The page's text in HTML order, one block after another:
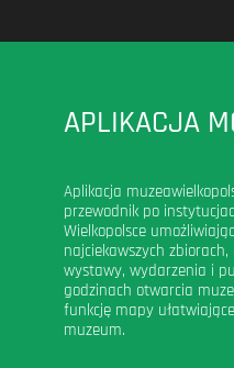
APLIKACJA
Aplikacja
przewodnik po
Wielkopolsce
najciekawszych
wystawy, wydarzenia i
godzinach otwarcia
funkcję mapy
muzeum.